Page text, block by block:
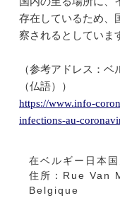
存在しているため、
察されるとしていま
（参考アドレス：
（仏語））
https://www.info-
infections-au-
在ベルギー日本
住所：Rue Van
Belgique